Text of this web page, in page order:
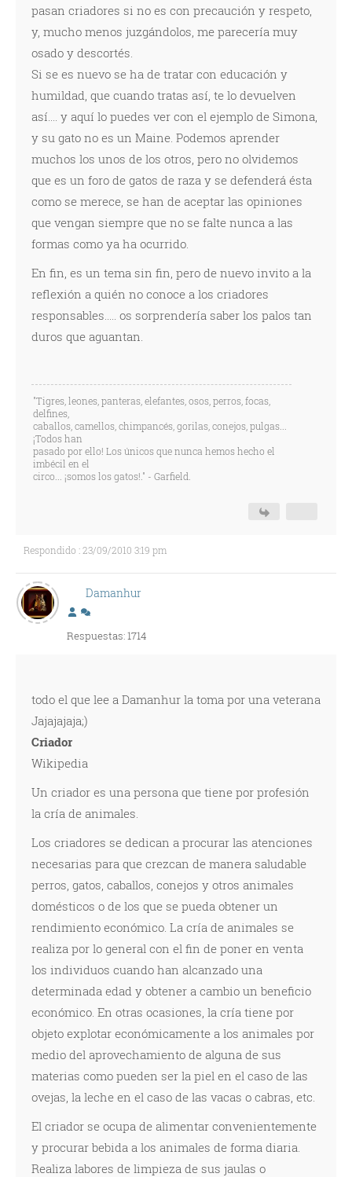
pasan criadores si no es con precaución y respeto,
y, mucho menos juzgándolos, me parecería muy
osado y descortés.
Si se es nuevo se ha de tratar con educación y
humildad, que cuando tratas así, te lo devuelven
así.... y aquí lo puedes ver con el ejemplo de Simona,
y su gato no es un Maine. Podemos aprender
muchos los unos de los otros, pero no olvidemos
que es un foro de gatos de raza y se defenderá ésta
como se merece, se han de aceptar las opiniones
que vengan siempre que no se falte nunca a las
formas como ya ha ocurrido.
En fin, es un tema sin fin, pero de nuevo invito a la
reflexión a quién no conoce a los criadores
responsables..... os sorprendería saber los palos tan
duros que aguantan.
"Tigres, leones, panteras, elefantes, osos, perros, focas,
delfines,
caballos, camellos, chimpancés, gorilas, conejos, pulgas...
¡Todos han
pasado por ello! Los únicos que nunca hemos hecho el
imbécil en el
circo... ¡somos los gatos!." - Garfield.
Respondido : 23/09/2010 3:19 pm
Damanhur
Respuestas: 1714
todo el que lee a Damanhur la toma por una veterana
Jajajajaja;)
Criador
Wikipedia
Un criador es una persona que tiene por profesión
la cría de animales.
Los criadores se dedican a procurar las atenciones
necesarias para que crezcan de manera saludable
perros, gatos, caballos, conejos y otros animales
domésticos o de los que se pueda obtener un
rendimiento económico. La cría de animales se
realiza por lo general con el fin de poner en venta
los individuos cuando han alcanzado una
determinada edad y obtener a cambio un beneficio
económico. En otras ocasiones, la cría tiene por
objeto explotar económicamente a los animales por
medio del aprovechamiento de alguna de sus
materias como pueden ser la piel en el caso de las
ovejas, la leche en el caso de las vacas o cabras, etc.
El criador se ocupa de alimentar convenientemente
y procurar bebida a los animales de forma diaria.
Realiza labores de limpieza de sus jaulas o